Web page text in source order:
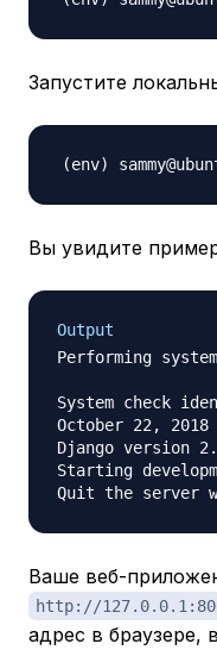
Запустите
Вы увидите
Output
Performing
System check
October 22,
Django version
Starting
Ваше веб-
http://
адрес в браузере,